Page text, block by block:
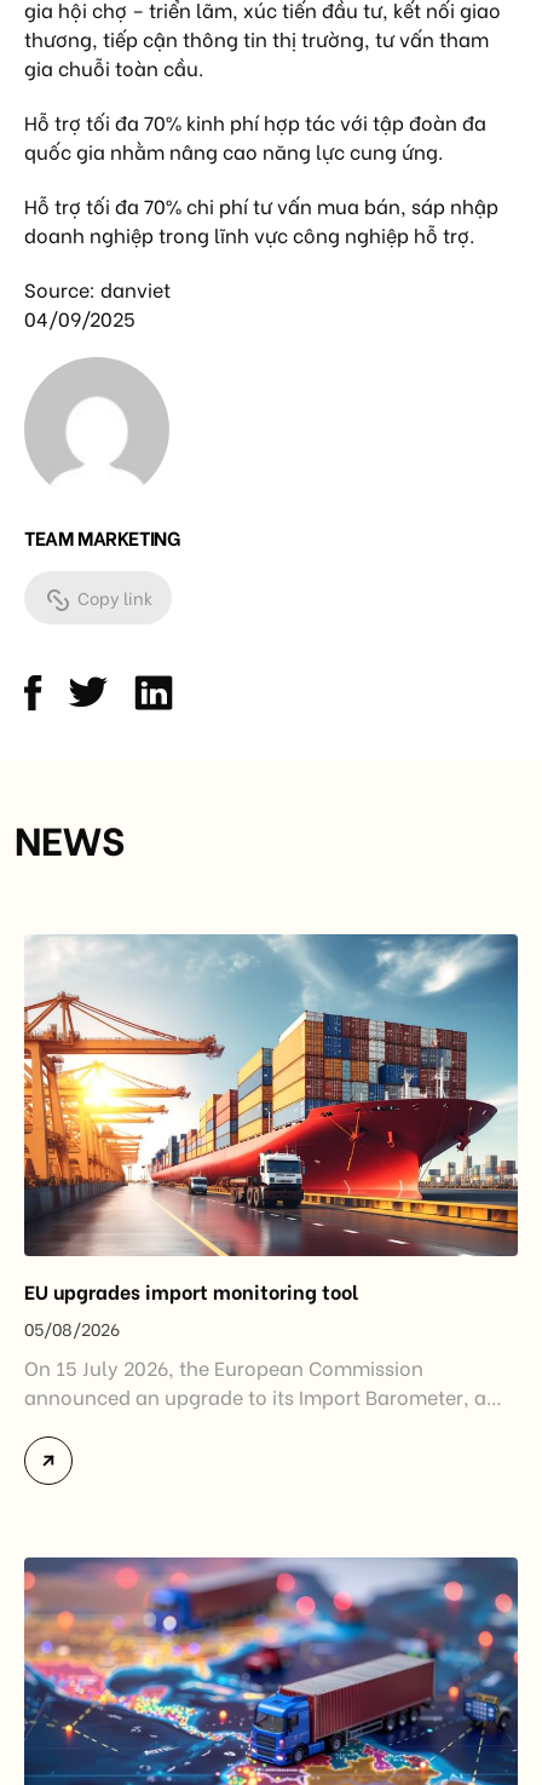
gia hội chợ – triển lãm, xúc tiến đầu tư, kết nối giao
thương, tiếp cận thông tin thị trường, tư vấn tham
gia chuỗi toàn cầu.
Hỗ trợ tối đa 70% kinh phí hợp tác với tập đoàn đa
quốc gia nhằm nâng cao năng lực cung ứng.
Hỗ trợ tối đa 70% chi phí tư vấn mua bán, sáp nhập
doanh nghiệp trong lĩnh vực công nghiệp hỗ trợ.
Source: danviet
04/09/2025
TEAM MARKETING
Copy link
NEWS
EU upgrades import monitoring tool
05/08/2026
On 15 July 2026, the European Commission
announced an upgrade to its Import Barometer, a
monitor import trends across the European Union.
While the update does not introduce new tariffs or
disruptions after […]